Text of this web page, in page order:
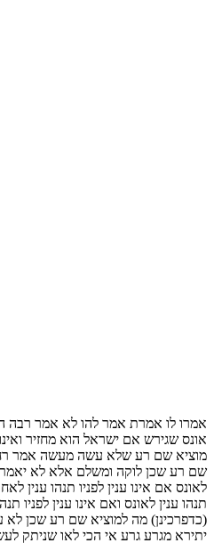
אמרו לו אמרת אמר להו לא אמר רבה
אונס שגירש אם ישראל הוא מחזיר
מוציא שם רע שלא עשה מעשה אמר
שם רע שכן לוקה ומשלם אלא לא יאמר
לאונס אם אינו ענין לפניו תנהו
תנהו ענין לאונס ואם אינו ענין לפניו
(כדפרכינן) מה למוציא שם רע שכן לא
יתירא מגרע גרע אי הכי לאו שניתק